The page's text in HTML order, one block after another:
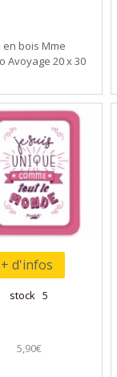
en bois Mme
Avoyage 20 x 30
+ d'infos
stock 5
5,90€